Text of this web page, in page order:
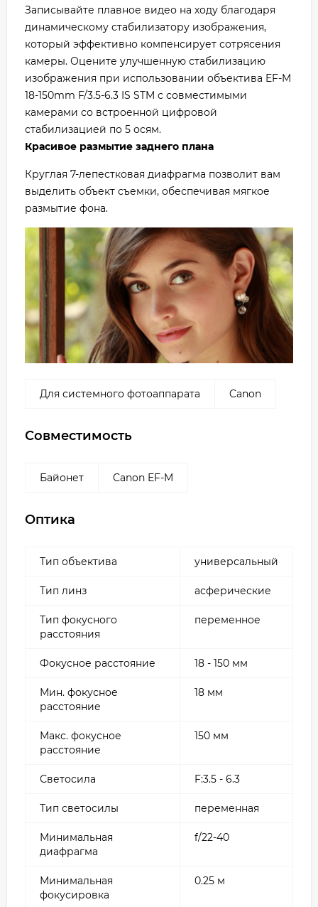
Записывайте плавное видео на ходу благодаря
динамическому стабилизатору изображения,
который эффективно компенсирует сотрясения
камеры. Оцените улучшенную стабилизацию
изображения при использовании объектива EF-M
18-150mm F/3.5-6.3 IS STM с совместимыми
камерами со встроенной цифровой
стабилизацией по 5 осям.
Красивое размытие заднего плана
Круглая 7-лепестковая диафрагма позволит вам
выделить объект съемки, обеспечивая мягкое
размытие фона.
Для системного фотоаппарата Canon
Совместимость
Байонет Canon EF-M
Оптика
Тип объектива универсальный
Тип линз асферические
Тип фокусного
расстояния
переменное
Фокусное расстояние 18 - 150 мм
Мин. фокусное
расстояние
18 мм
Макс. фокусное
расстояние
150 мм
Светосила F:3.5 - 6.3
Тип светосилы переменная
Минимальная
диафрагма
f/22-40
Минимальная
фокусировка
0.25 м